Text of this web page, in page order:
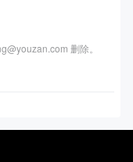
删除。